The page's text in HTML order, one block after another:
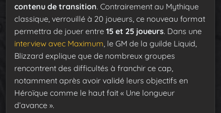
contenu de transition. Contrairement au Mythique
classique, verrouillé à 20 joueurs, ce nouveau format
permettra de jouer entre 15 et 25 joueurs. Dans une
interview avec Maximum , le GM de la guilde Liquid,
Blizzard explique que de nombreux groupes
rencontrent des difficultés à franchir ce cap,
notamment après avoir validé leurs objectifs en
Héroïque comme le haut fait « Une longueur
d’avance ».